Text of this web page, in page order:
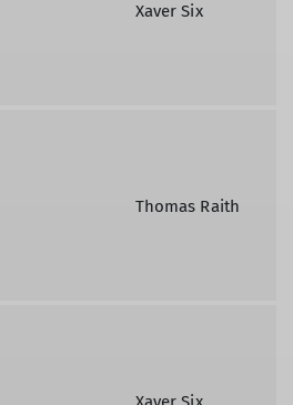
Xaver Six
Thomas Raith